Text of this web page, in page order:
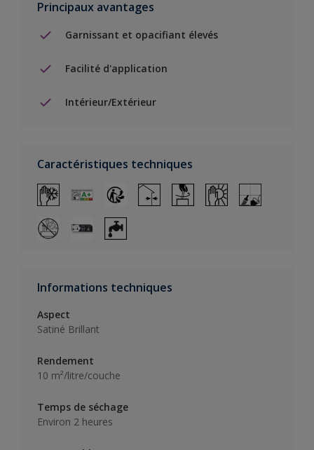
Principaux avantages
Garnissant et opacifiant élevés
Facilité d'application
Intérieur/Extérieur
Caractéristiques techniques
Informations techniques
Aspect
Satiné Brillant
Rendement
10 m²/litre/couche
Temps de séchage
Environ 2 heures